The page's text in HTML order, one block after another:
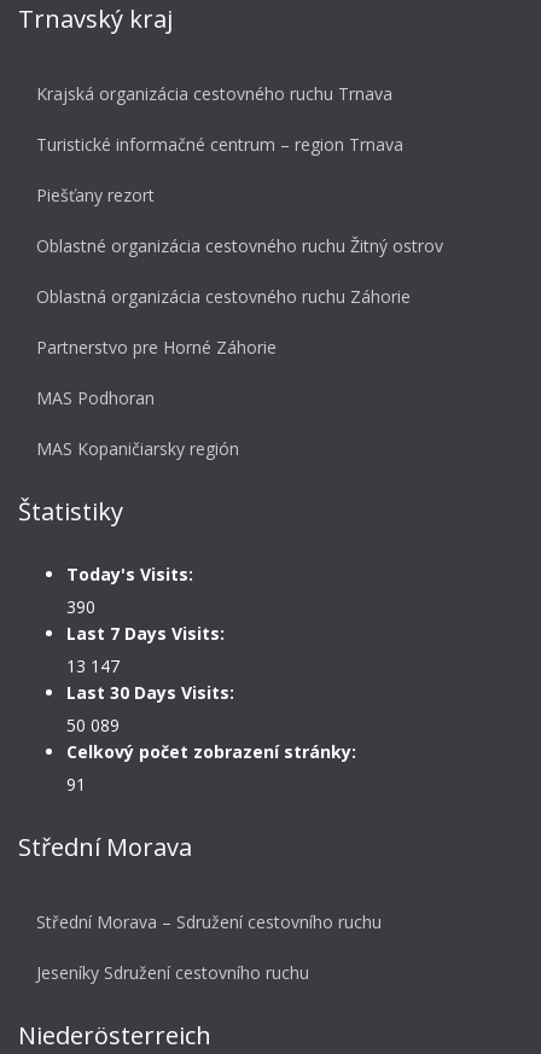
Trnavský kraj
Krajská organizácia cestovného ruchu Trnava
Turistické informačné centrum – region Trnava
Piešťany rezort
Oblastné organizácia cestovného ruchu Žitný ostrov
Oblastná organizácia cestovného ruchu Záhorie
Partnerstvo pre Horné Záhorie
MAS Podhoran
MAS Kopaničiarsky región
Štatistiky
Today's Visits:
390
Last 7 Days Visits:
13 147
Last 30 Days Visits:
50 089
Celkový počet zobrazení stránky:
91
Střední Morava
Střední Morava – Sdružení cestovního ruchu
Jeseníky Sdružení cestovního ruchu
Niederösterreich